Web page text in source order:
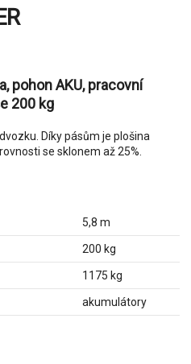
pohon AKU, pracovní
200 kg
Díky pásům je plošina
se sklonem až 25%.
5,8 m
200 kg
1175 kg
akumulátory